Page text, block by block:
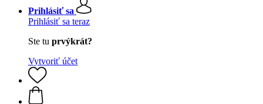
Prihlásiť sa
Prihlásiť sa teraz
Ste tu prvýkrát?
Vytvoriť účet